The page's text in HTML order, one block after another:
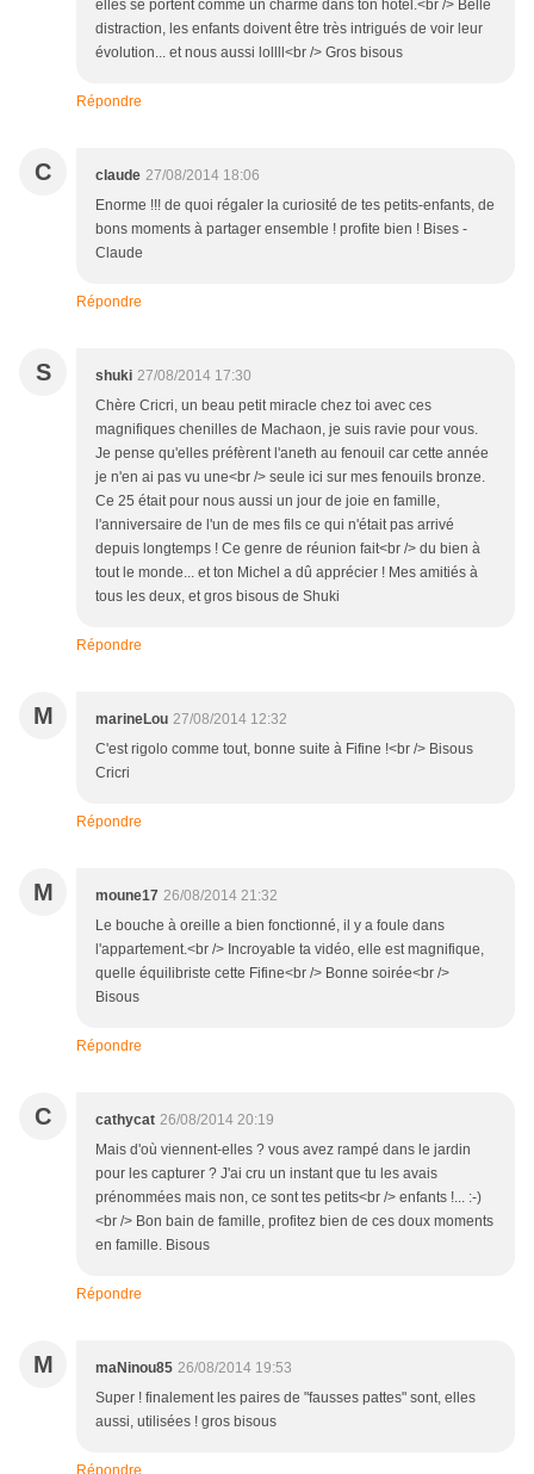
elles se portent comme un charme dans ton hôtel.<br /> Belle
distraction, les enfants doivent être très intrigués de voir leur
évolution... et nous aussi lollll<br /> Gros bisous
Répondre
C claude 27/08/2014 18:06
Enorme !!! de quoi régaler la curiosité de tes petits-enfants, de
bons moments à partager ensemble ! profite bien ! Bises -
Claude
Répondre
S shuki 27/08/2014 17:30
Chère Cricri, un beau petit miracle chez toi avec ces
magnifiques chenilles de Machaon, je suis ravie pour vous.
Je pense qu'elles préfèrent l'aneth au fenouil car cette année
je n'en ai pas vu une<br /> seule ici sur mes fenouils bronze.
Ce 25 était pour nous aussi un jour de joie en famille,
l'anniversaire de l'un de mes fils ce qui n'était pas arrivé
depuis longtemps ! Ce genre de réunion fait<br /> du bien à
tout le monde... et ton Michel a dû apprécier ! Mes amitiés à
tous les deux, et gros bisous de Shuki
Répondre
M marineLou 27/08/2014 12:32
C'est rigolo comme tout, bonne suite à Fifine !<br /> Bisous
Cricri
Répondre
M moune17 26/08/2014 21:32
Le bouche à oreille a bien fonctionné, il y a foule dans
l'appartement.<br /> Incroyable ta vidéo, elle est magnifique,
quelle équilibriste cette Fifine<br /> Bonne soirée<br />
Bisous
Répondre
C cathycat 26/08/2014 20:19
Mais d'où viennent-elles ? vous avez rampé dans le jardin
pour les capturer ? J'ai cru un instant que tu les avais
prénommées mais non, ce sont tes petits<br /> enfants !... :-)
<br /> Bon bain de famille, profitez bien de ces doux moments
en famille. Bisous
Répondre
M maNinou85 26/08/2014 19:53
Super ! finalement les paires de "fausses pattes" sont, elles
aussi, utilisées ! gros bisous
Répondre